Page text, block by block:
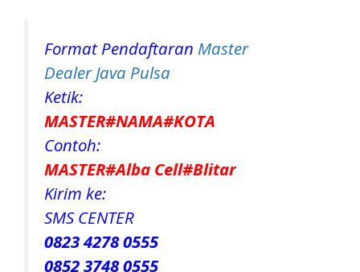
Format Pendaftaran Master
Dealer Java Pulsa
Ketik:
MASTER#NAMA#KOTA
Contoh:
MASTER#Alba Cell#Blitar
Kirim ke:
SMS CENTER
0823 4278 0555
0852 3748 0555